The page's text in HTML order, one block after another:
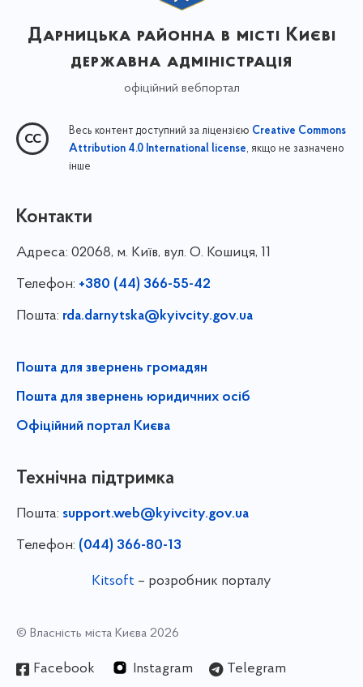
Дарницька районна в місті Києві
державна адміністрація
офіційний вебпортал
Весь контент доступний за ліцензією Creative Commons
Attribution 4.0 International license, якщо не зазначено
інше
Контакти
Адреса: 02068, м. Київ, вул. О. Кошиця, 11
Телефон: +380 (44) 366-55-42
Пошта: rda.darnytska@kyivcity.gov.ua
Пошта для звернень громадян
Пошта для звернень юридичних осіб
Офіційний портал Києва
Технічна підтримка
Пошта: support.web@kyivcity.gov.ua
Телефон: (044) 366-80-13
Kitsoft – розробник порталу
© Власність міста Києва 2026
Facebook Instagram Telegram